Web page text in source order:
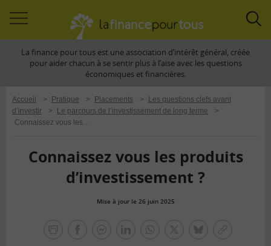
àLa finance pour tous est une association d’intérêt général, créée
pour aider chacun à se sentir plus à l’aise avec les questions
économiques et financières.
Accueil > Pratique > Placements >
Les questions clefs avant
d’investir
> Le parcours de l’investissement de long terme
>
Connaissez vous les produits d’investissement ?
Connaissez vous les produits
d’investissement ?
Mise à jour le 26 juin 2025